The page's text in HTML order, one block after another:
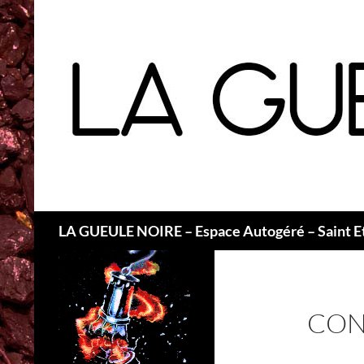
LA GUEULE NOIRE – Espace Autogéré – Saint